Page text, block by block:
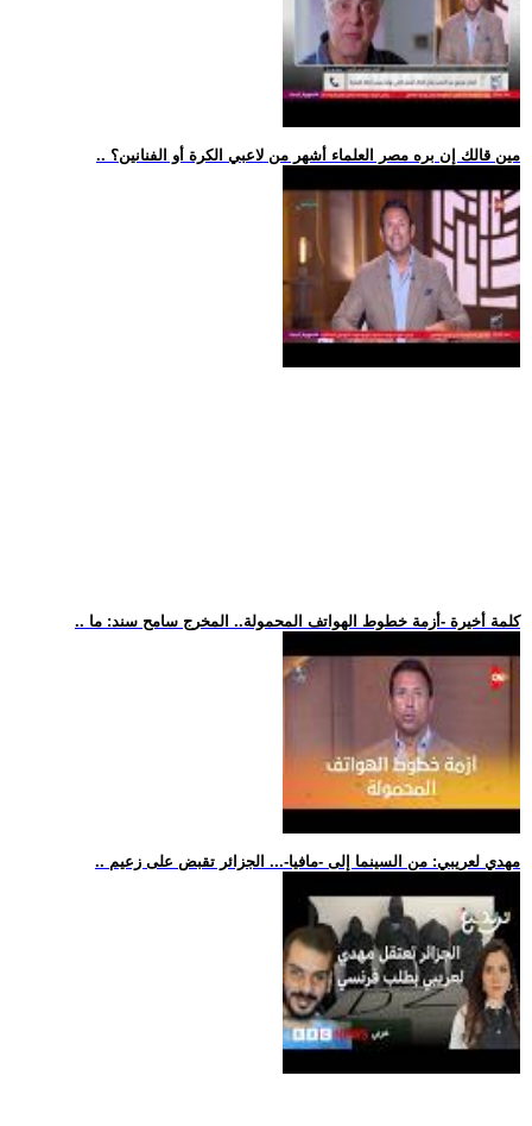
.. مين قالك إن بره مصر العلماء أشهر من لاعبي الكرة أو الفنانين؟
.. كلمة أخيرة -أزمة خطوط الهواتف المحمولة.. المخرج سامح سند: ما
.. مهدي لعريبي: من السينما إلى -مافيا-... الجزائر تقبض على زعيم